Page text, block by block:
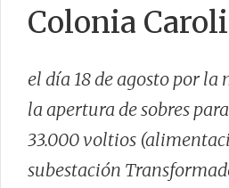
Colonia
el día 18 de agosto por la
la apertura de sobres
33.000 voltios
subestación